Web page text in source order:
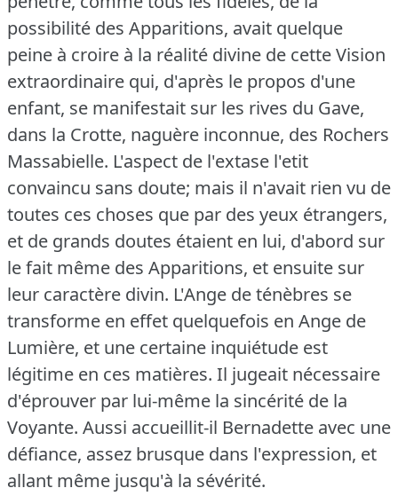
possibilité des Apparitions, avait quelque
peine à croire à la réalité divine de cette Vision
extraordinaire qui, d'après le propos d'une
enfant, se manifestait sur les rives du Gave,
dans la Crotte, naguère inconnue, des Rochers
Massabielle. L'aspect de l'extase l'etit
convaincu sans doute; mais il n'avait rien vu de
toutes ces choses que par des yeux étrangers,
et de grands doutes étaient en lui, d'abord sur
le fait même des Apparitions, et ensuite sur
leur caractère divin. L'Ange de ténèbres se
transforme en effet quelquefois en Ange de
Lumière, et une certaine inquiétude est
légitime en ces matières. Il jugeait nécessaire
d'éprouver par lui-même la sincérité de la
Voyante. Aussi accueillit-il Bernadette avec une
défiance, assez brusque dans l'expression, et
allant même jusqu'à la sévérité.